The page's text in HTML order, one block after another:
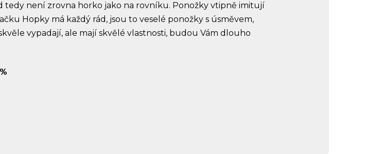
tedy není zrovna horko jako na rovníku. Ponožky vtipně imitují
Hopky má každý rád, jsou to veselé ponožky s úsměvem,
vypadají, ale mají skvělé vlastnosti, budou Vám dlouho